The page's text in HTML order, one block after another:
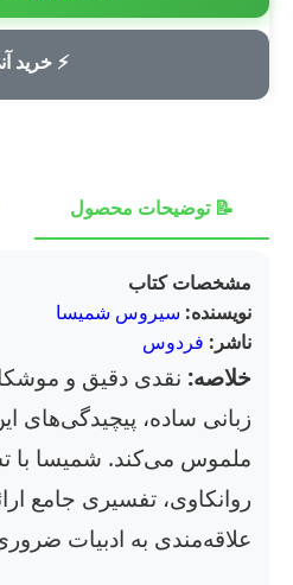
⚡ خرید
💳 پرداخت امن
📝 توضیحات محصول
مشخصات کتاب
نویسنده: سیروس شمیسا
ناشر: فردوس
خلاصه: نقدی دقیق و
زبانی ساده، پیچیدگی‌های
ملموس می‌کند. شمیسا با
روانکاوی، تفسیری جامع
علاقه‌مندی به ادبیات